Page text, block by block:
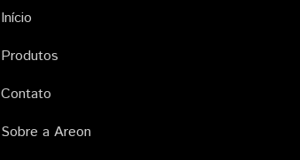
Início
Produtos
Contato
Sobre a Areon